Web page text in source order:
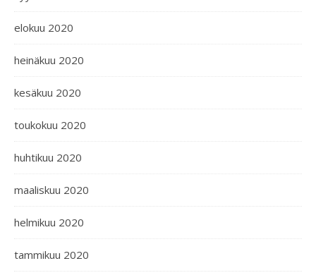
elokuu 2020
heinäkuu 2020
kesäkuu 2020
toukokuu 2020
huhtikuu 2020
maaliskuu 2020
helmikuu 2020
tammikuu 2020